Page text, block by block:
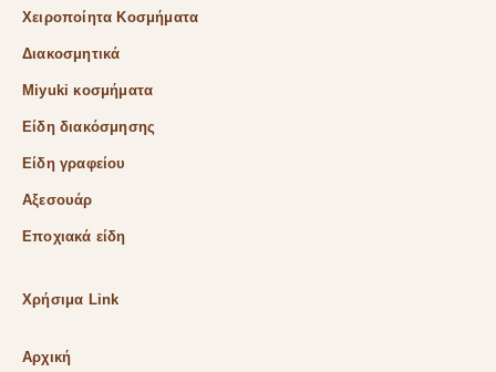
Χειροποίητα Κοσμήματα
Διακοσμητικά
Miyuki κοσμήματα
Είδη διακόσμησης
Είδη γραφείου
Αξεσουάρ
Εποχιακά είδη
Χρήσιμα Link
Αρχική